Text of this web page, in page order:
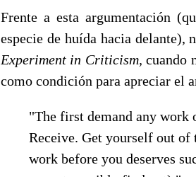
Frente a esta argumentación
especie de huída hacia delante),
Experiment in Criticism, cuando
como condición para apreciar el
"The first demand any work
Receive. Get yourself out of
work before you deserves